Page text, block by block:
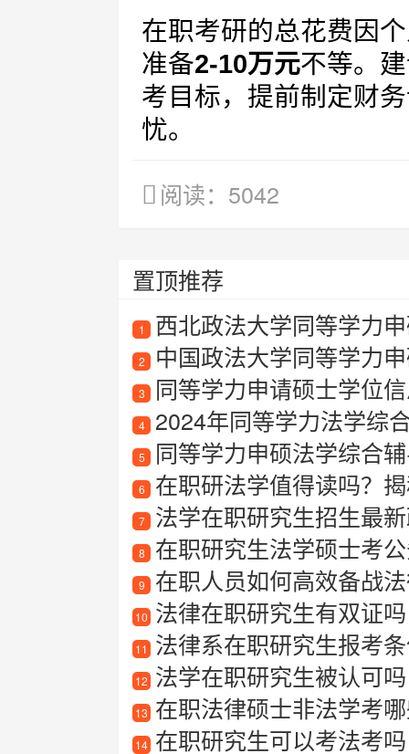
在职考研的总花费因
准备2-10万元不等。
考目标，提前制定财
忧。
阅读：5042
置顶推荐
1 西北政法大学同等学力
2 中国政法大学同等学力
3 同等学力申请硕士学位
4 2024年同等学力法学综
5 同等学力申硕法学综合
6 在职研法学值得读吗？揭
7 法学在职研究生招生最
8 在职研究生法学硕士考
9 在职人员如何高效备战法律
10 法律在职研究生有双证吗
11 法律系在职研究生报考
12 法学在职研究生被认可吗
13 在职法律硕士非法学考
14 在职研究生可以考法考吗